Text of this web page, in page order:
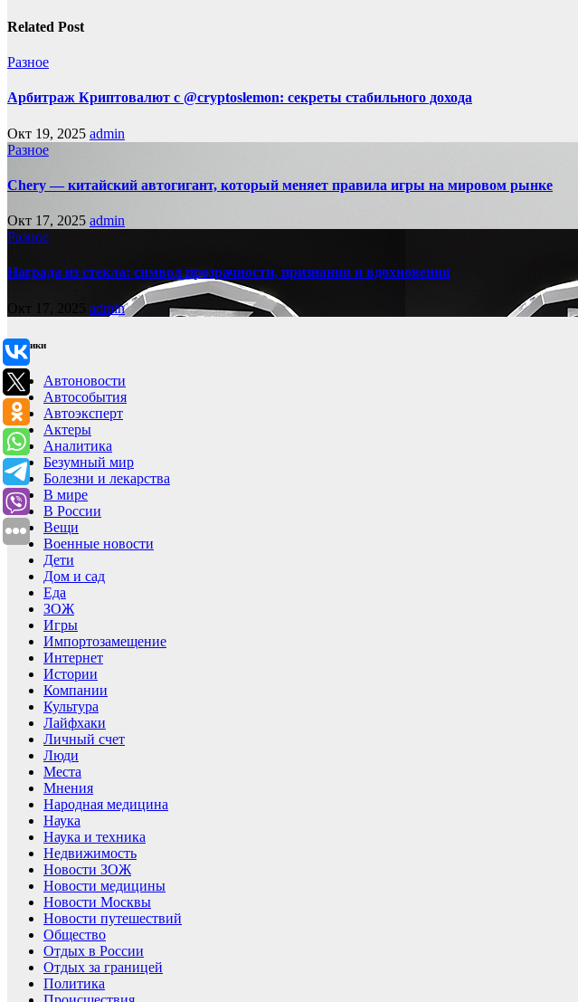
Related Post
Разное
Арбитраж Криптовалют с @cryptoslemon: секреты стабильного дохода
Окт 19, 2025 admin
Разное
Chery — китайский автогигант, который меняет правила игры на мировом рынке
Окт 17, 2025 admin
Разное
Награда из стекла: символ прозрачности, признания и вдохновения
Окт 17, 2025 admin
Рубрики
Автоновости
Автособытия
Автоэксперт
Актеры
Аналитика
Безумный мир
Болезни и лекарства
В мире
В России
Вещи
Военные новости
Дети
Дом и сад
Еда
ЗОЖ
Игры
Импортозамещение
Интернет
Истории
Компании
Культура
Лайфхаки
Личный счет
Люди
Места
Мнения
Народная медицина
Наука
Наука и техника
Недвижимость
Новости ЗОЖ
Новости медицины
Новости Москвы
Новости путешествий
Общество
Отдых в России
Отдых за границей
Политика